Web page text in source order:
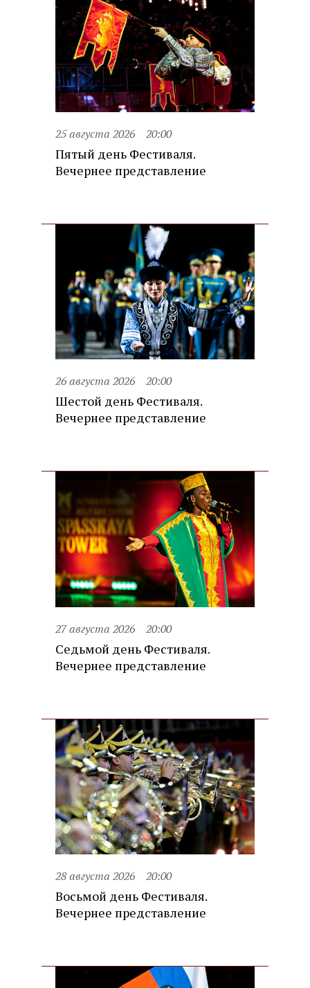
25 августа 2026 20:00
Пятый день Фестиваля.
Вечернее представление
26 августа 2026 20:00
Шестой день Фестиваля.
Вечернее представление
27 августа 2026 20:00
Седьмой день Фестиваля.
Вечернее представление
28 августа 2026 20:00
Восьмой день Фестиваля.
Вечернее представление